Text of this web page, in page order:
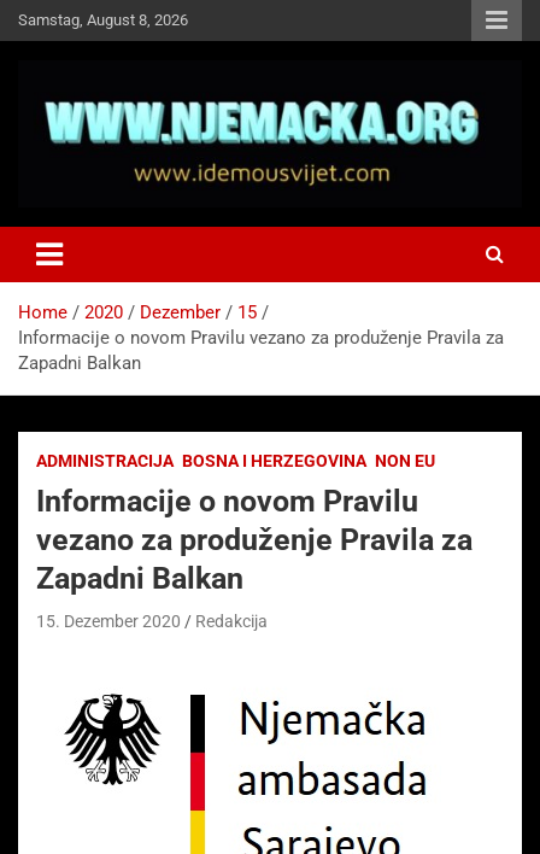
Skip
to
Samstag, August 8, 2026
Idemo u Svijet-Njemacka!
Home 2020 Dezember
15
Informacije o novom Pravilu vezano za produženje Pravila za
Zapadni Balkan
ADMINISTRACIJA BOSNA I HERZEGOVINA NON EU
Informacije o novom Pravilu
vezano za produženje Pravila za
Zapadni Balkan
15. Dezember 2020 Redakcija